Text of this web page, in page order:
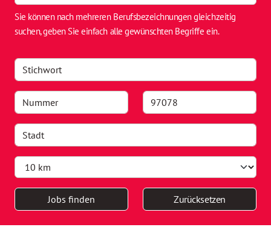
Sie können nach mehreren Berufsbezeichnungen gleichzeitig
suchen, geben Sie einfach alle gewünschten Begriffe ein.
Jobs finden Zurücksetzen